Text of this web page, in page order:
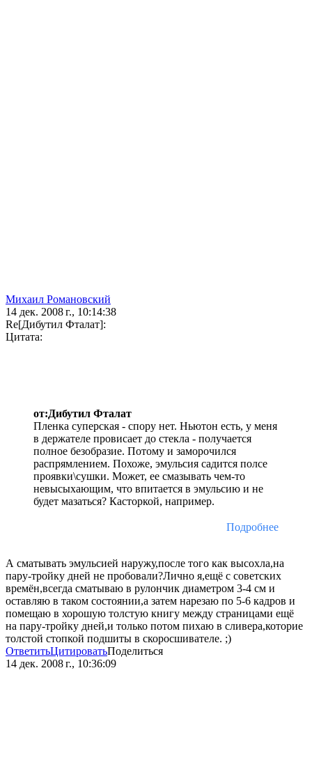
Михаил Романовский
14 дек. 2008 г., 10:14:38
Re[Дибутил Фталат]:
Цитата:
от:Дибутил Фталат
Пленка суперская - спору нет. Ньютон есть, у меня
в держателе провисает до стекла - получается
полное безобразие. Потому и заморочился
распрямлением. Похоже, эмульсия садится полсе
проявки\сушки. Может, ее смазывать чем-то
невысыхающим, что впитается в эмульсию и не
будет мазаться? Касторкой, например.
Подробнее
А сматывать эмульсией наружу,после того как высохла,на
пару-тройку дней не пробовали?Лично я,ещё с советских
времён,всегда сматываю в рулончик диаметром 3-4 см и
оставляю в таком состоянии,а затем нарезаю по 5-6 кадров и
помещаю в хорошую толстую книгу между страницами ещё
на пару-тройку дней,и только потом пихаю в сливера,которие
толстой стопкой подшиты в скоросшивателе. ;)
ОтветитьЦитироватьПоделиться
14 дек. 2008 г., 10:36:09